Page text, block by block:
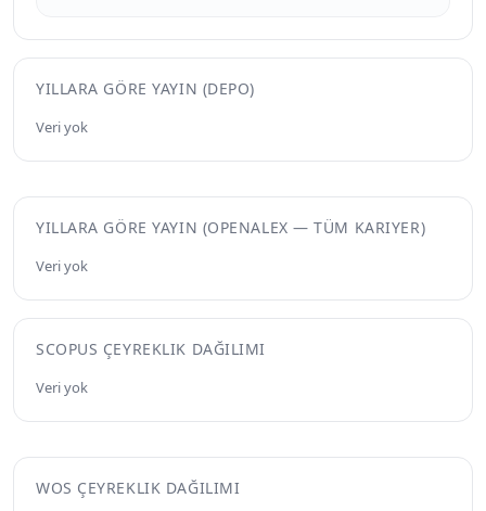
YILLARA GÖRE YAYIN (DEPO)
Veri yok
YILLARA GÖRE YAYIN (OPENALEX — TÜM KARIYER)
Veri yok
SCOPUS ÇEYREKLIK DAĞILIMI
Veri yok
WOS ÇEYREKLIK DAĞILIMI